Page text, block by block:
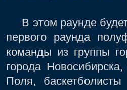
В этом раунде будет
первого раунда
команды из группы
города
Поля,